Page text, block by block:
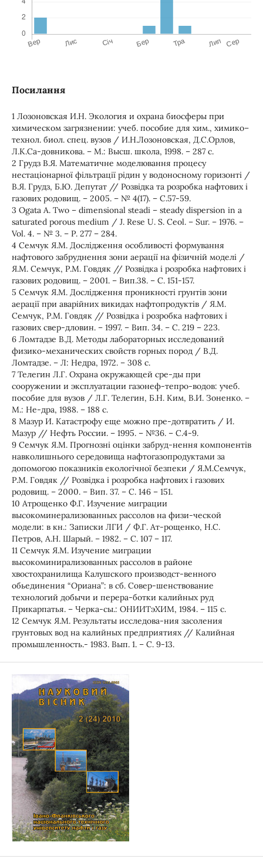
Посилання
1 Лозоновская И.Н. Экология и охрана биосферы при
химическом загрязнении: учеб. пособие для хим., химико–
технол. биол. спец. вузов / И.Н.Лозоновская, Д.С.Орлов,
Л.К.Са-довникова. – М.: Высш. школа, 1998. – 287 с.
2 Грудз В.Я. Математичне моделювання процесу
нестаціонарної фільтрації рідин у водоносному горизонті /
В.Я. Грудз, Б.Ю. Депутат // Розвідка та розробка нафтових і
газових родовищ. – 2005. – № 4(17). – С.57-59.
3 Ogata A. Two – dimensional steadi – steady dispersion in a
saturated porous medium / J. Rese U. S. Ceol. – Sur. – 1976. –
Vol. 4. – № 3. – Р. 277 – 284.
4 Семчук Я.М. Дослідження особливості формування
нафтового забруднення зони аерації на фізичній моделі /
Я.М. Семчук, Р.М. Говдяк // Розвідка і розробка нафтових і
газових родовищ. – 2001. – Вип.38. – С. 151-157.
5 Семчук Я.М. Дослідження проникності грунтів зони
аерації при аварійних викидах нафтопродуктів / Я.М.
Семчук, Р.М. Говдяк // Розвідка і розробка нафтових і
газових свер-дловин. – 1997. – Вип. 34. – С. 219 – 223.
6 Ломтадзе В.Д. Методы лабораторных исследований
физико-механических свойств горных пород / В.Д.
Ломтадзе. – Л: Недра, 1972. – 308 с.
7 Телегин Л.Г. Охрана окружающей сре-ды при
сооружении и эксплуатации газонеф-тепро-водов: учеб.
пособие для вузов / Л.Г. Телегин, Б.Н. Ким, В.И. Зоненко. –
М.: Не-дра, 1988. – 188 с.
8 Мазур И. Катастрофу еще можно пре-дотвратить / И.
Мазур // Нефть России. – 1995. – №36. – С.4-9.
9 Семчук Я.М. Прогнозні оцінки забруд-нення компонентів
навколишнього середовища нафтогазопродуктами за
допомогою показників екологічної безпеки / Я.М.Семчук,
Р.М. Говдяк // Розвідка і розробка нафтових і газових
родовищ. – 2000. – Вип. 37. – С. 146 – 151.
10 Атрощенко Ф.Г. Изучение миграции
высокоминерализованных рассолов на физи-ческой
модели: в кн.: Записки ЛГИ / Ф.Г. Ат-рощенко, Н.С.
Петров, А.Н. Шарый. – 1982. – С. 107 – 117.
11 Семчук Я.М. Изучение миграции
высокоминирализованных рассолов в районе
хвостохранилища Калушского производст-венного
обьединения “Ориана”: в сб. Совер-шенствование
технологий добычи и перера-ботки калийных руд
Прикарпатья. – Черка-сы.: ОНИИТэХИМ, 1984. – 115 с.
12 Семчук Я.М. Результаты исследова-ния засоления
грунтовых вод на калийных предприятиях // Калийная
промышленность.- 1983. Вып. 1. – С. 9-13.